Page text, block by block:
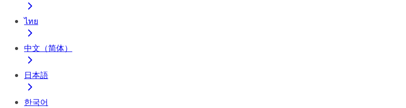
ไทย
中文（简体）
日本語
한국어